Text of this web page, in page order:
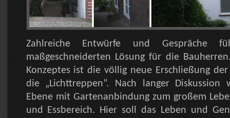
Zahlreiche Entwürfe und Gespräche
maßgeschneiderten Lösung für die
Konzeptes ist die völlig neue Erschließung
die „Lichttreppen“. Nach langer
Ebene mit Gartenanbindung zum großem
und Essbereich. Hier soll das Leben und